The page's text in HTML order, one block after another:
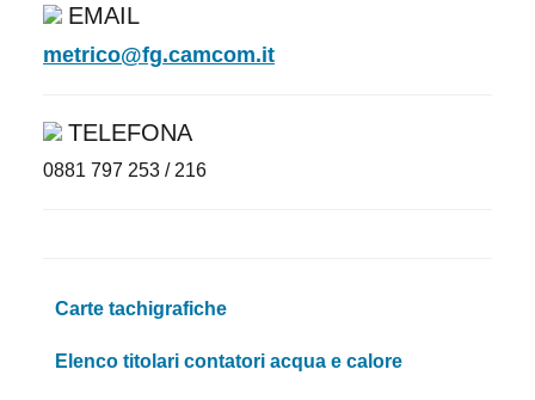
Carte tachigrafiche
Elenco titolari contatori acqua e calore
EMAIL
metrico@fg.camcom.it
TELEFONA
0881 797 253 / 216